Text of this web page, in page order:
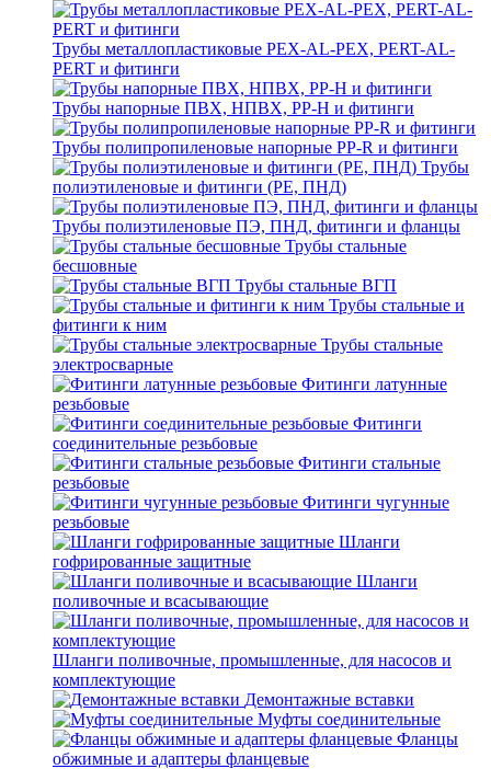
Трубы металлопластиковые PEX-AL-PEX, PERT-AL-
PERT и фитинги
Трубы напорные ПВХ, НПВХ, PP-H и фитинги
Трубы полипропиленовые напорные PP-R и фитинги
Трубы
полиэтиленовые и фитинги (PE, ПНД)
Трубы полиэтиленовые ПЭ, ПНД, фитинги и фланцы
Трубы стальные
бесшовные
Трубы стальные ВГП
Трубы стальные и
фитинги к ним
Трубы стальные
электросварные
Фитинги латунные
резьбовые
Фитинги
соединительные резьбовые
Фитинги стальные
резьбовые
Фитинги чугунные
резьбовые
Шланги
гофрированные защитные
Шланги
поливочные и всасывающие
Шланги поливочные, промышленные, для насосов и
комплектующие
Демонтажные вставки
Муфты соединительные
Фланцы
обжимные и адаптеры фланцевые